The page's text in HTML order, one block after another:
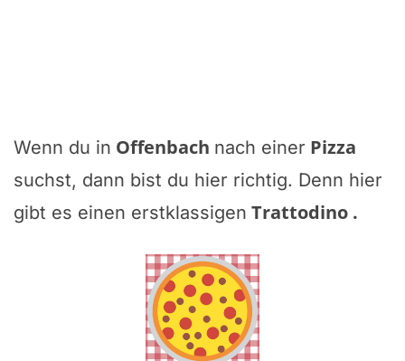
Wenn du in Offenbach nach einer Pizza
suchst, dann bist du hier richtig. Denn hier
gibt es einen erstklassigen Trattodino .